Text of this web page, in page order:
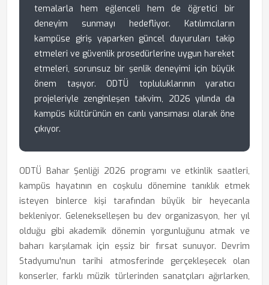
temalarla hem eğlenceli hem de öğretici bir
deneyim sunmayı hedefliyor. Katılımcıların
kampüse giriş yaparken güncel duyuruları takip
etmeleri ve güvenlik prosedürlerine uygun hareket
etmeleri, sorunsuz bir şenlik deneyimi için büyük
önem taşıyor. ODTÜ topluluklarının yaratıcı
projeleriyle zenginleşen takvim, 2026 yılında da
kampüs kültürünün en canlı yansıması olarak öne
çıkıyor.
ODTÜ Bahar Şenliği 2026 programı ve etkinlik saatleri,
kampüs hayatının en coşkulu dönemine tanıklık etmek
isteyen binlerce kişi tarafından büyük bir heyecanla
bekleniyor. Gelenekselleşen bu dev organizasyon, her yıl
olduğu gibi akademik dönemin yorgunluğunu atmak ve
baharı karşılamak için eşsiz bir fırsat sunuyor. Devrim
Stadyumu'nun tarihi atmosferinde gerçekleşecek olan
konserler, farklı müzik türlerinden sanatçıları ağırlarken,